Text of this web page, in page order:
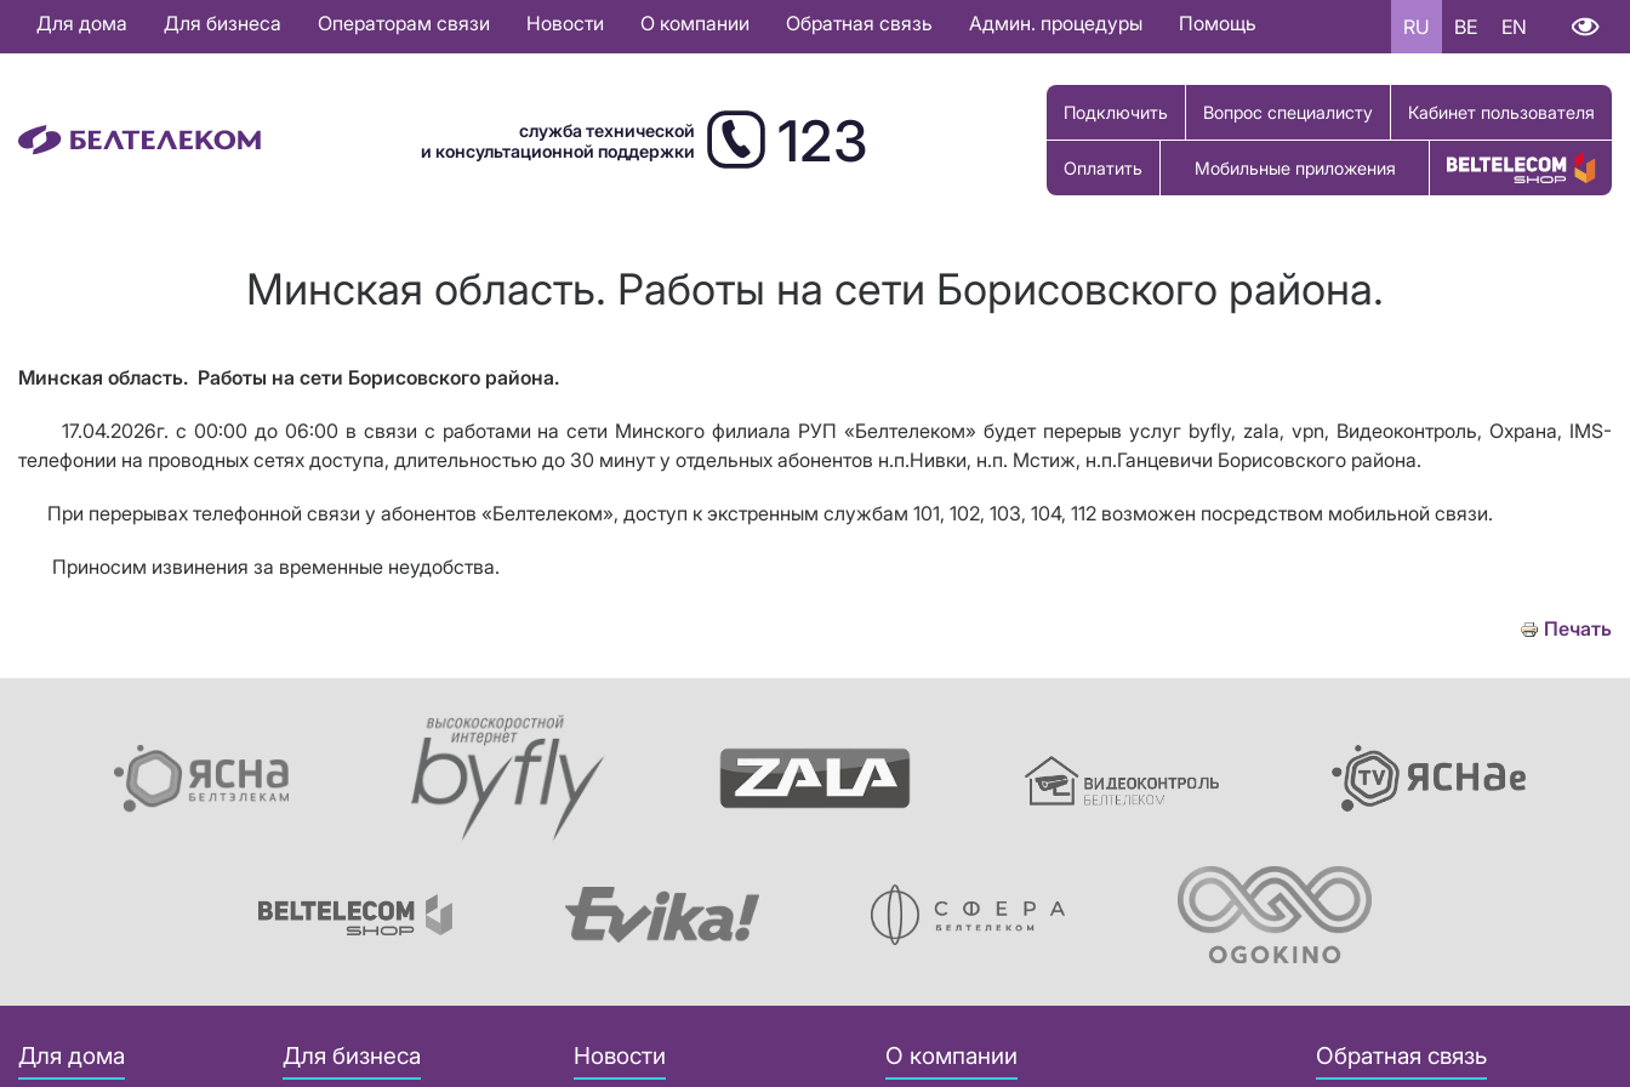
Основная
навигация
Для дома Для бизнеса Операторам связи Новости О компании Обратная связь Админ. процедуры Помощь RU BE EN
служба технической
и консультационной поддержки
123 Подключить Вопрос специалисту Кабинет пользователя
Оплатить Мобильные приложения Купить товар
Минская область. Работы на сети Борисовского района.
Минская область. Работы на сети Борисовского района.
17.04.2026г. с 00:00 до 06:00 в связи с работами на сети Минского филиала РУП «Белтелеком» будет перерыв услуг byfly, zala, vpn, Видеоконтроль, Охрана, IMS-
телефонии на проводных сетях доступа, длительностью до 30 минут у отдельных абонентов н.п.Нивки, н.п. Мстиж, н.п.Ганцевичи Борисовского района.
При перерывах телефонной связи у абонентов «Белтелеком», доступ к экстренным службам 101, 102, 103, 104, 112 возможен посредством мобильной связи.
Приносим извинения за временные неудобства.
Печать
Для дома Для бизнеса Новости О компании Обратная связь